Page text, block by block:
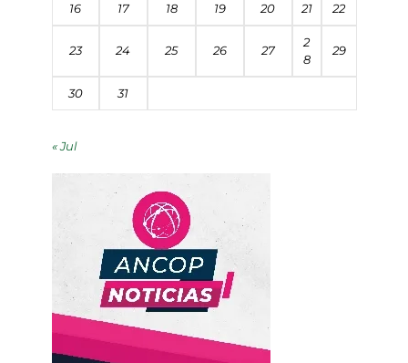
16 17 18 19 20 21 22
23 24 25 26 27
2
8
29
30 31
« Jul